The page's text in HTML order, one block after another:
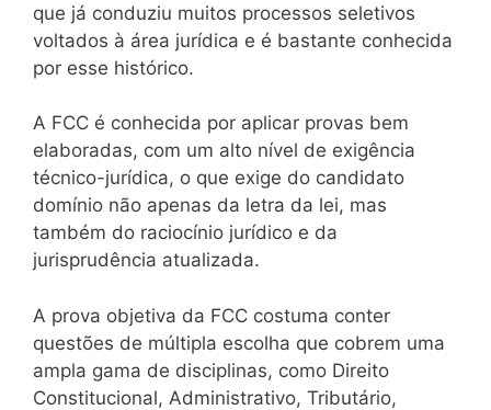
que já conduziu muitos processos seletivos
voltados à área jurídica e é bastante conhecida
por esse histórico.
A FCC é conhecida por aplicar provas bem
elaboradas, com um alto nível de exigência
técnico-jurídica, o que exige do candidato
domínio não apenas da letra da lei, mas
também do raciocínio jurídico e da
jurisprudência atualizada.
A prova objetiva da FCC costuma conter
questões de múltipla escolha que cobrem uma
ampla gama de disciplinas, como Direito
Constitucional, Administrativo, Tributário,